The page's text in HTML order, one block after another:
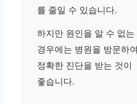
를 줄일 수 있습니다.
하지만 원인을 알 수 없는
경우에는 병원을 방문하여
정확한 진단을 받는 것이
좋습니다.